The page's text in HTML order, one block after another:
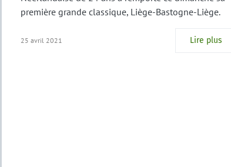
première grande classique, Liège-Bastogne-Liège.
25 avril 2021 Lire plus